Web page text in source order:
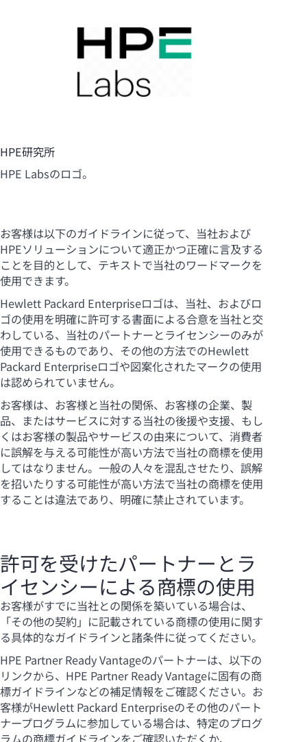
HPE研究所
HPE Labsのロゴ。
お客様は以下のガイドラインに従って、当社および
HPEソリューションについて適正かつ正確に言及する
ことを目的として、テキストで当社のワードマークを
使用できます。
Hewlett Packard Enterpriseロゴは、当社、およびロ
ゴの使用を明確に許可する書面による合意を当社と交
わしている、当社のパートナーとライセンシーのみが
使用できるものであり、その他の方法でのHewlett
Packard Enterpriseロゴや図案化されたマークの使用
は認められていません。
お客様は、お客様と当社の関係、お客様の企業、製
品、またはサービスに対する当社の後援や支援、もし
くはお客様の製品やサービスの由来について、消費者
に誤解を与える可能性が高い方法で当社の商標を使用
してはなりません。一般の人々を混乱させたり、誤解
を招いたりする可能性が高い方法で当社の商標を使用
することは違法であり、明確に禁止されています。
許可を受けたパートナーとラ
イセンシーによる商標の使用
お客様がすでに当社との関係を築いている場合は、
「その他の契約」に記載されている商標の使用に関す
る具体的なガイドラインと諸条件に従ってください。
HPE Partner Ready Vantageのパートナーは、以下の
リンクから、HPE Partner Ready Vantageに固有の商
標ガイドラインなどの補足情報をご確認ください。お
客様がHewlett Packard Enterpriseのその他のパート
ナープログラムに参加している場合は、特定のプログ
ラムの商標ガイドラインをご確認いただくか、